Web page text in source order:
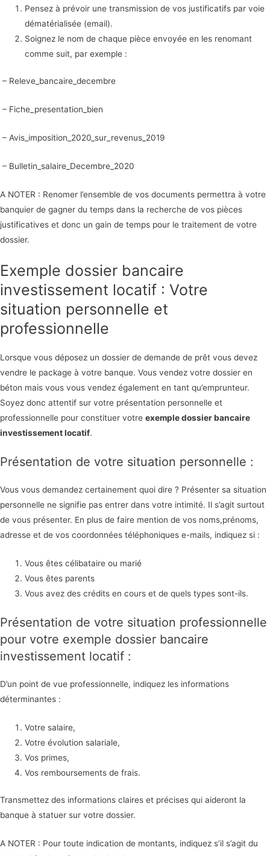
Pensez à prévoir une transmission de vos justificatifs par voie
dématérialisée (email).
Soignez le nom de chaque pièce envoyée en les renomant
comme suit, par exemple :
– Releve_bancaire_decembre
– Fiche_presentation_bien
– Avis_imposition_2020_sur_revenus_2019
– Bulletin_salaire_Decembre_2020
A NOTER : Renomer l’ensemble de vos documents permettra à votre
banquier de gagner du temps dans la recherche de vos pièces
justificatives et donc un gain de temps pour le traitement de votre
dossier.
Exemple dossier bancaire
investissement locatif : Votre
situation personnelle et
professionnelle
Lorsque vous déposez un dossier de demande de prêt vous devez
vendre le package à votre banque. Vous vendez votre dossier en
béton mais vous vous vendez également en tant qu’emprunteur.
Soyez donc attentif sur votre présentation personnelle et
professionnelle pour constituer votre exemple dossier bancaire
investissement locatif.
Présentation de votre situation personnelle :
Vous vous demandez certainement quoi dire ? Présenter sa situation
personnelle ne signifie pas entrer dans votre intimité. Il s’agit surtout
de vous présenter. En plus de faire mention de vos noms,prénoms,
adresse et de vos coordonnées téléphoniques e-mails, indiquez si :
Vous êtes célibataire ou marié
Vous êtes parents
Vous avez des crédits en cours et de quels types sont-ils.
Présentation de votre situation professionnelle
pour votre exemple dossier bancaire
investissement locatif :
D’un point de vue professionnelle, indiquez les informations
déterminantes :
Votre salaire,
Votre évolution salariale,
Vos primes,
Vos remboursements de frais.
Transmettez des informations claires et précises qui aideront la
banque à statuer sur votre dossier.
A NOTER : Pour toute indication de montants, indiquez s’il s’agit du